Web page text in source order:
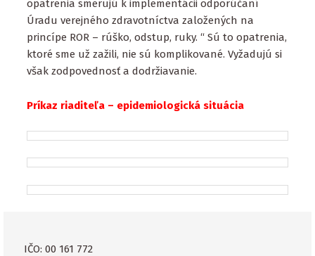
opatrenia smerujú k implementácii odporúčaní
Úradu verejného zdravotníctva založených na
princípe ROR – rúško, odstup, ruky. “ Sú to opatrenia,
ktoré sme už zažili, nie sú komplikované. Vyžadujú si
však zodpovednosť a dodržiavanie.
Príkaz riaditeľa – epidemiologická situácia
IČO: 00 161 772